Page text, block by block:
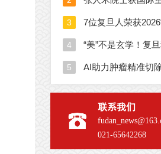
联系我们
021-65642268